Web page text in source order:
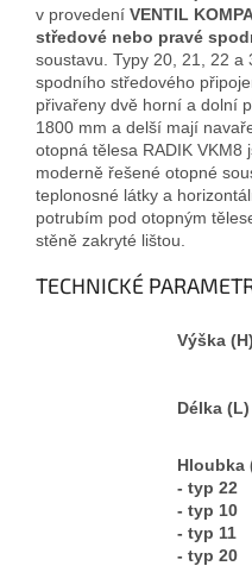
v provedení VENTIL
středové nebo pravé
soustavu. Typy 20, 21, 22
spodního středového
přivařeny dvě horní a dolní
1800 mm a delší mají
otopná tělesa RADIK
moderně řešené otopné
teplonosné látky a
potrubím pod otopným
stěně zakryté lištou.
TECHNICKÉ
Výška (H)
Délka (L)
Hloubka
- typ 22
- typ 10
- typ 11
- typ 20